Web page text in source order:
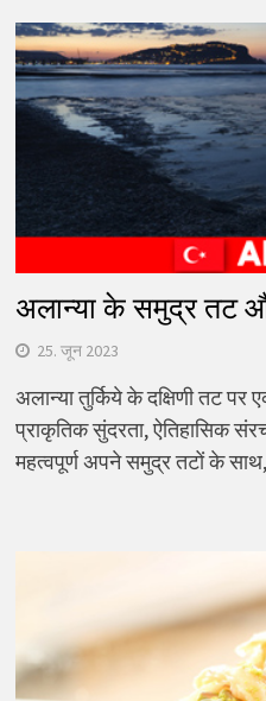
अलान्या के समुद्र तट
25. जून 2023
अलान्या तुर्किये के दक्षिणी तट
प्राकृतिक सुंदरता, ऐतिहासिक
महत्वपूर्ण अपने समुद्र तटों के